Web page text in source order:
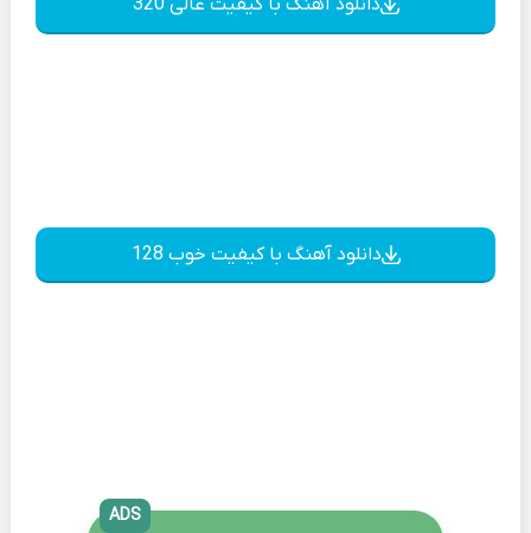
دانلود آهنگ با کیفیت خوب 128
ADS